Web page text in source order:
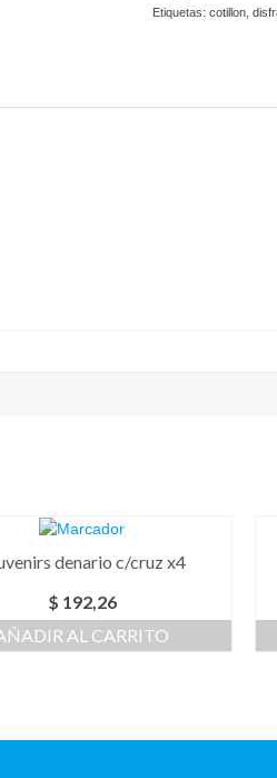
Etiquetas: cotillon,
denario c/cruz x4
$ 192,26
AL CARRITO